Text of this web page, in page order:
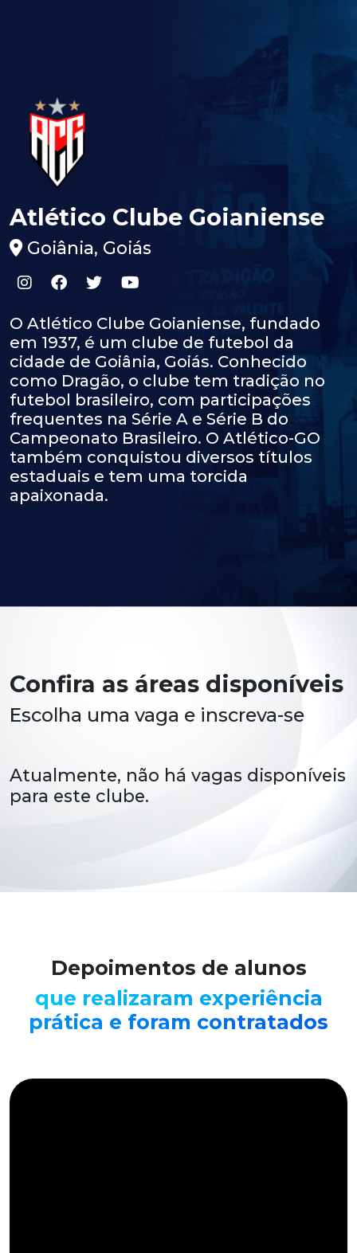
Atlético Clube Goianiense
Goiânia, Goiás
O Atlético Clube Goianiense, fundado
em 1937, é um clube de futebol da
cidade de Goiânia, Goiás. Conhecido
como Dragão, o clube tem tradição no
futebol brasileiro, com participações
frequentes na Série A e Série B do
Campeonato Brasileiro. O Atlético-GO
também conquistou diversos títulos
estaduais e tem uma torcida
apaixonada.
Confira as áreas disponíveis
Escolha uma vaga e inscreva-se
Atualmente, não há vagas disponíveis
para este clube.
Depoimentos de alunos
que realizaram experiência
prática e foram contratados